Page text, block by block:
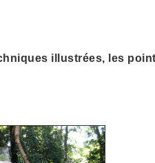
illustrées, les